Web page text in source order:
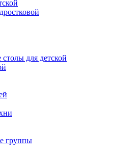
для детской
группы